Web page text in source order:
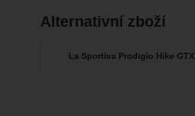
Alternativní zboží
La Sportiva Prodigio Hike GTX